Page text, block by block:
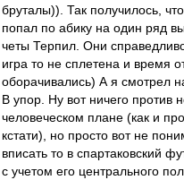
бруталы)). Так получилось,
попал по абику на один ряд
четы Терпил. Они
игра то не сплетена и время
оборачивались) А я смотрел
В упор. Ну вот ничего против
человеческом плане (как и
кстати), но просто вот не
вписать то в спартаковский
с учетом его центрального